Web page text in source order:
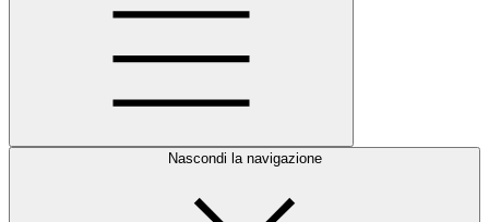
Nascondi la navigazione